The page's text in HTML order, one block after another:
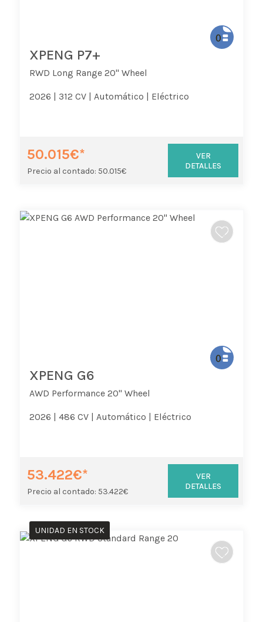
XPENG P7+
RWD Long Range 20" Wheel
2026 | 312 CV | Automático | Eléctrico
50.015€*
Precio al contado: 50.015€
VER
DETALLES
XPENG G6
AWD Performance 20'' Wheel
2026 | 486 CV | Automático | Eléctrico
53.422€*
Precio al contado: 53.422€
VER
DETALLES
UNIDAD EN STOCK